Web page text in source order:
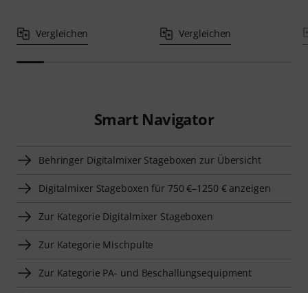
Vergleichen Vergleichen
Smart Navigator
Behringer Digitalmixer Stageboxen zur Übersicht
Digitalmixer Stageboxen für 750 €–1250 € anzeigen
Zur Kategorie Digitalmixer Stageboxen
Zur Kategorie Mischpulte
Zur Kategorie PA- und Beschallungsequipment